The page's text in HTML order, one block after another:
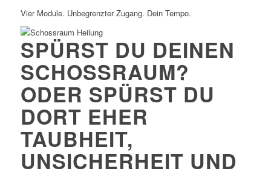
Vier Module. Unbegrenzter Zugang. Dein Tempo.
SPÜRST DU DEINEN
SCHOSSRAUM? O
DER SPÜRST DU D
ORT EHER T
AUBHEIT, U
NSICHERHEIT UND S